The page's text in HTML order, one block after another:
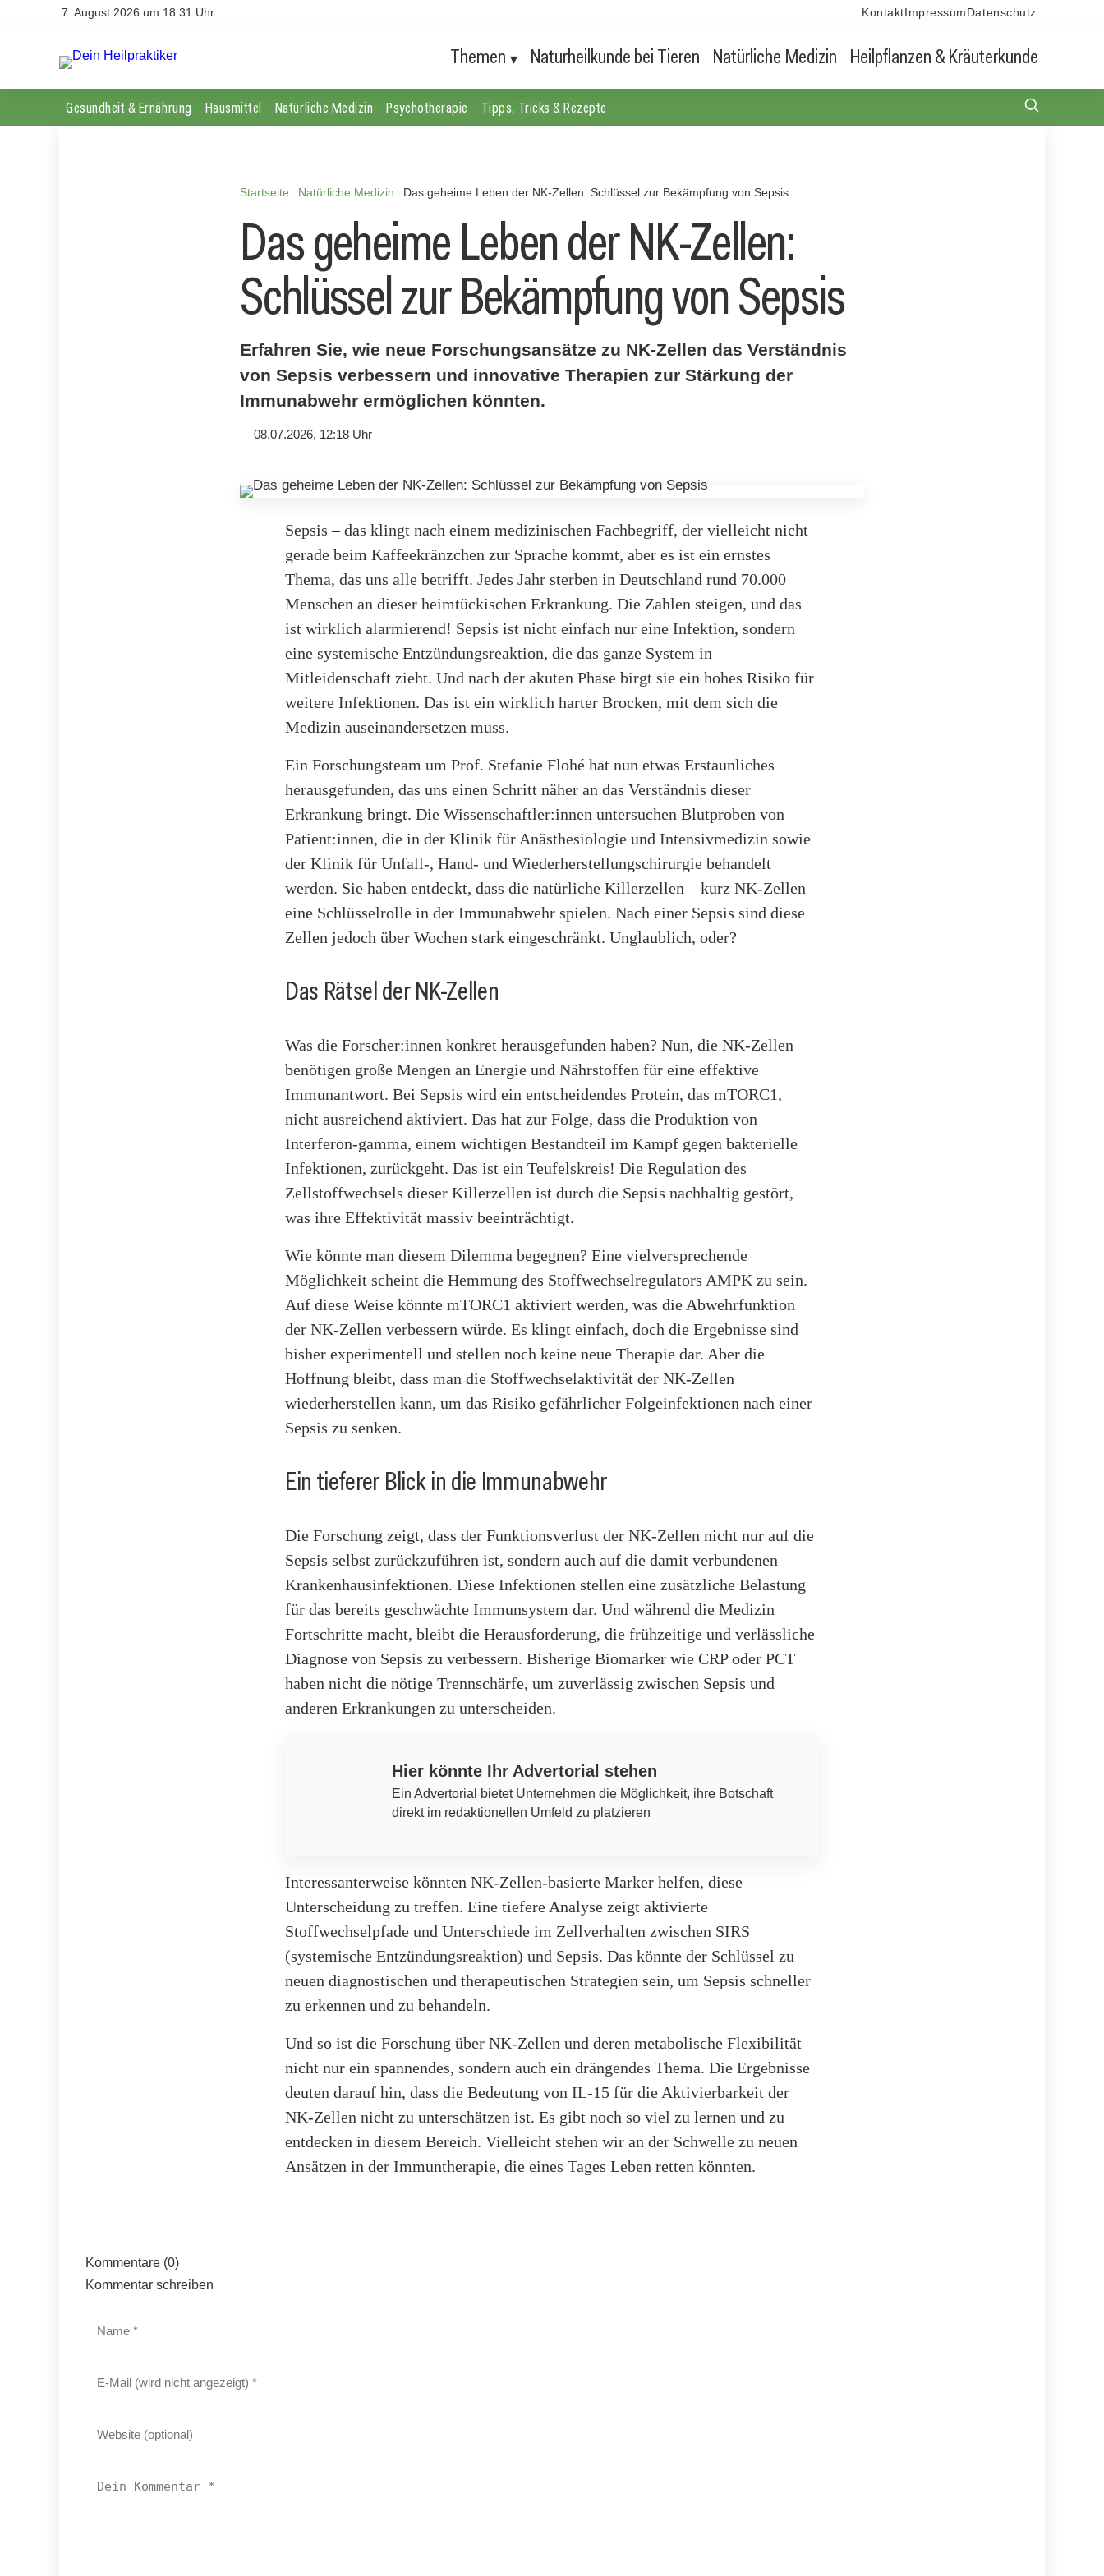
7. August 2026 um 18:31 Uhr Kontakt Impressum Datenschutz
Themen Naturheilkunde bei Tieren Natürliche Medizin Heilpflanzen & Kräuterkunde
Gesundheit & Ernährung Hausmittel Natürliche Medizin Psychotherapie Tipps, Tricks & Rezepte
Startseite Natürliche Medizin Das geheime Leben der NK-Zellen: Schlüssel zur Bekämpfung von Sepsis
Das geheime Leben der NK-Zellen:
Schlüssel zur Bekämpfung von Sepsis
Erfahren Sie, wie neue Forschungsansätze zu NK-Zellen das Verständnis
von Sepsis verbessern und innovative Therapien zur Stärkung der
Immunabwehr ermöglichen könnten.
08.07.2026, 12:18 Uhr
Sepsis – das klingt nach einem medizinischen Fachbegriff, der vielleicht nicht
gerade beim Kaffeekränzchen zur Sprache kommt, aber es ist ein ernstes
Thema, das uns alle betrifft. Jedes Jahr sterben in Deutschland rund 70.000
Menschen an dieser heimtückischen Erkrankung. Die Zahlen steigen, und das
ist wirklich alarmierend! Sepsis ist nicht einfach nur eine Infektion, sondern
eine systemische Entzündungsreaktion, die das ganze System in
Mitleidenschaft zieht. Und nach der akuten Phase birgt sie ein hohes Risiko für
weitere Infektionen. Das ist ein wirklich harter Brocken, mit dem sich die
Medizin auseinandersetzen muss.
Ein Forschungsteam um Prof. Stefanie Flohé hat nun etwas Erstaunliches
herausgefunden, das uns einen Schritt näher an das Verständnis dieser
Erkrankung bringt. Die Wissenschaftler:innen untersuchen Blutproben von
Patient:innen, die in der Klinik für Anästhesiologie und Intensivmedizin sowie
der Klinik für Unfall-, Hand- und Wiederherstellungschirurgie behandelt
werden. Sie haben entdeckt, dass die natürliche Killerzellen – kurz NK-Zellen –
eine Schlüsselrolle in der Immunabwehr spielen. Nach einer Sepsis sind diese
Zellen jedoch über Wochen stark eingeschränkt. Unglaublich, oder?
Das Rätsel der NK-Zellen
Was die Forscher:innen konkret herausgefunden haben? Nun, die NK-Zellen
benötigen große Mengen an Energie und Nährstoffen für eine effektive
Immunantwort. Bei Sepsis wird ein entscheidendes Protein, das mTORC1,
nicht ausreichend aktiviert. Das hat zur Folge, dass die Produktion von
Interferon-gamma, einem wichtigen Bestandteil im Kampf gegen bakterielle
Infektionen, zurückgeht. Das ist ein Teufelskreis! Die Regulation des
Zellstoffwechsels dieser Killerzellen ist durch die Sepsis nachhaltig gestört,
was ihre Effektivität massiv beeinträchtigt.
Wie könnte man diesem Dilemma begegnen? Eine vielversprechende
Möglichkeit scheint die Hemmung des Stoffwechselregulators AMPK zu sein.
Auf diese Weise könnte mTORC1 aktiviert werden, was die Abwehrfunktion
der NK-Zellen verbessern würde. Es klingt einfach, doch die Ergebnisse sind
bisher experimentell und stellen noch keine neue Therapie dar. Aber die
Hoffnung bleibt, dass man die Stoffwechselaktivität der NK-Zellen
wiederherstellen kann, um das Risiko gefährlicher Folgeinfektionen nach einer
Sepsis zu senken.
Ein tieferer Blick in die Immunabwehr
Die Forschung zeigt, dass der Funktionsverlust der NK-Zellen nicht nur auf die
Sepsis selbst zurückzuführen ist, sondern auch auf die damit verbundenen
Krankenhausinfektionen. Diese Infektionen stellen eine zusätzliche Belastung
für das bereits geschwächte Immunsystem dar. Und während die Medizin
Fortschritte macht, bleibt die Herausforderung, die frühzeitige und verlässliche
Diagnose von Sepsis zu verbessern. Bisherige Biomarker wie CRP oder PCT
haben nicht die nötige Trennschärfe, um zuverlässig zwischen Sepsis und
anderen Erkrankungen zu unterscheiden.
Hier könnte Ihr Advertorial stehen
Ein Advertorial bietet Unternehmen die Möglichkeit, ihre Botschaft
direkt im redaktionellen Umfeld zu platzieren
Interessanterweise könnten NK-Zellen-basierte Marker helfen, diese
Unterscheidung zu treffen. Eine tiefere Analyse zeigt aktivierte
Stoffwechselpfade und Unterschiede im Zellverhalten zwischen SIRS
(systemische Entzündungsreaktion) und Sepsis. Das könnte der Schlüssel zu
neuen diagnostischen und therapeutischen Strategien sein, um Sepsis schneller
zu erkennen und zu behandeln.
Und so ist die Forschung über NK-Zellen und deren metabolische Flexibilität
nicht nur ein spannendes, sondern auch ein drängendes Thema. Die Ergebnisse
deuten darauf hin, dass die Bedeutung von IL-15 für die Aktivierbarkeit der
NK-Zellen nicht zu unterschätzen ist. Es gibt noch so viel zu lernen und zu
entdecken in diesem Bereich. Vielleicht stehen wir an der Schwelle zu neuen
Ansätzen in der Immuntherapie, die eines Tages Leben retten könnten.
Kommentare (0)
Kommentar schreiben